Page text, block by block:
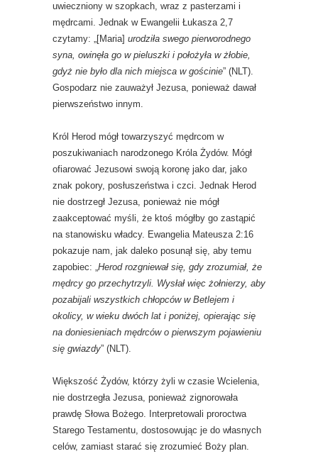
uwieczniony w szopkach, wraz z pasterzami i
mędrcami. Jednak w Ewangelii Łukasza 2,7
czytamy: „[Maria] urodziła swego pierworodnego
syna, owinęła go w pieluszki i położyła w żłobie,
gdyż nie było dla nich miejsca w gościnie” (NLT).
Gospodarz nie zauważył Jezusa, ponieważ dawał
pierwszeństwo innym.
Król Herod mógł towarzyszyć mędrcom w
poszukiwaniach narodzonego Króla Żydów. Mógł
ofiarować Jezusowi swoją koronę jako dar, jako
znak pokory, posłuszeństwa i czci. Jednak Herod
nie dostrzegł Jezusa, ponieważ nie mógł
zaakceptować myśli, że ktoś mógłby go zastąpić
na stanowisku władcy. Ewangelia Mateusza 2:16
pokazuje nam, jak daleko posunął się, aby temu
zapobiec: „Herod rozgniewał się, gdy zrozumiał, że
mędrcy go przechytrzyli. Wysłał więc żołnierzy, aby
pozabijali wszystkich chłopców w Betlejem i
okolicy, w wieku dwóch lat i poniżej, opierając się
na doniesieniach mędrców o pierwszym pojawieniu
się gwiazdy” (NLT).
Większość Żydów, którzy żyli w czasie Wcielenia,
nie dostrzegła Jezusa, ponieważ zignorowała
prawdę Słowa Bożego. Interpretowali proroctwa
Starego Testamentu, dostosowując je do własnych
celów, zamiast starać się zrozumieć Boży plan.